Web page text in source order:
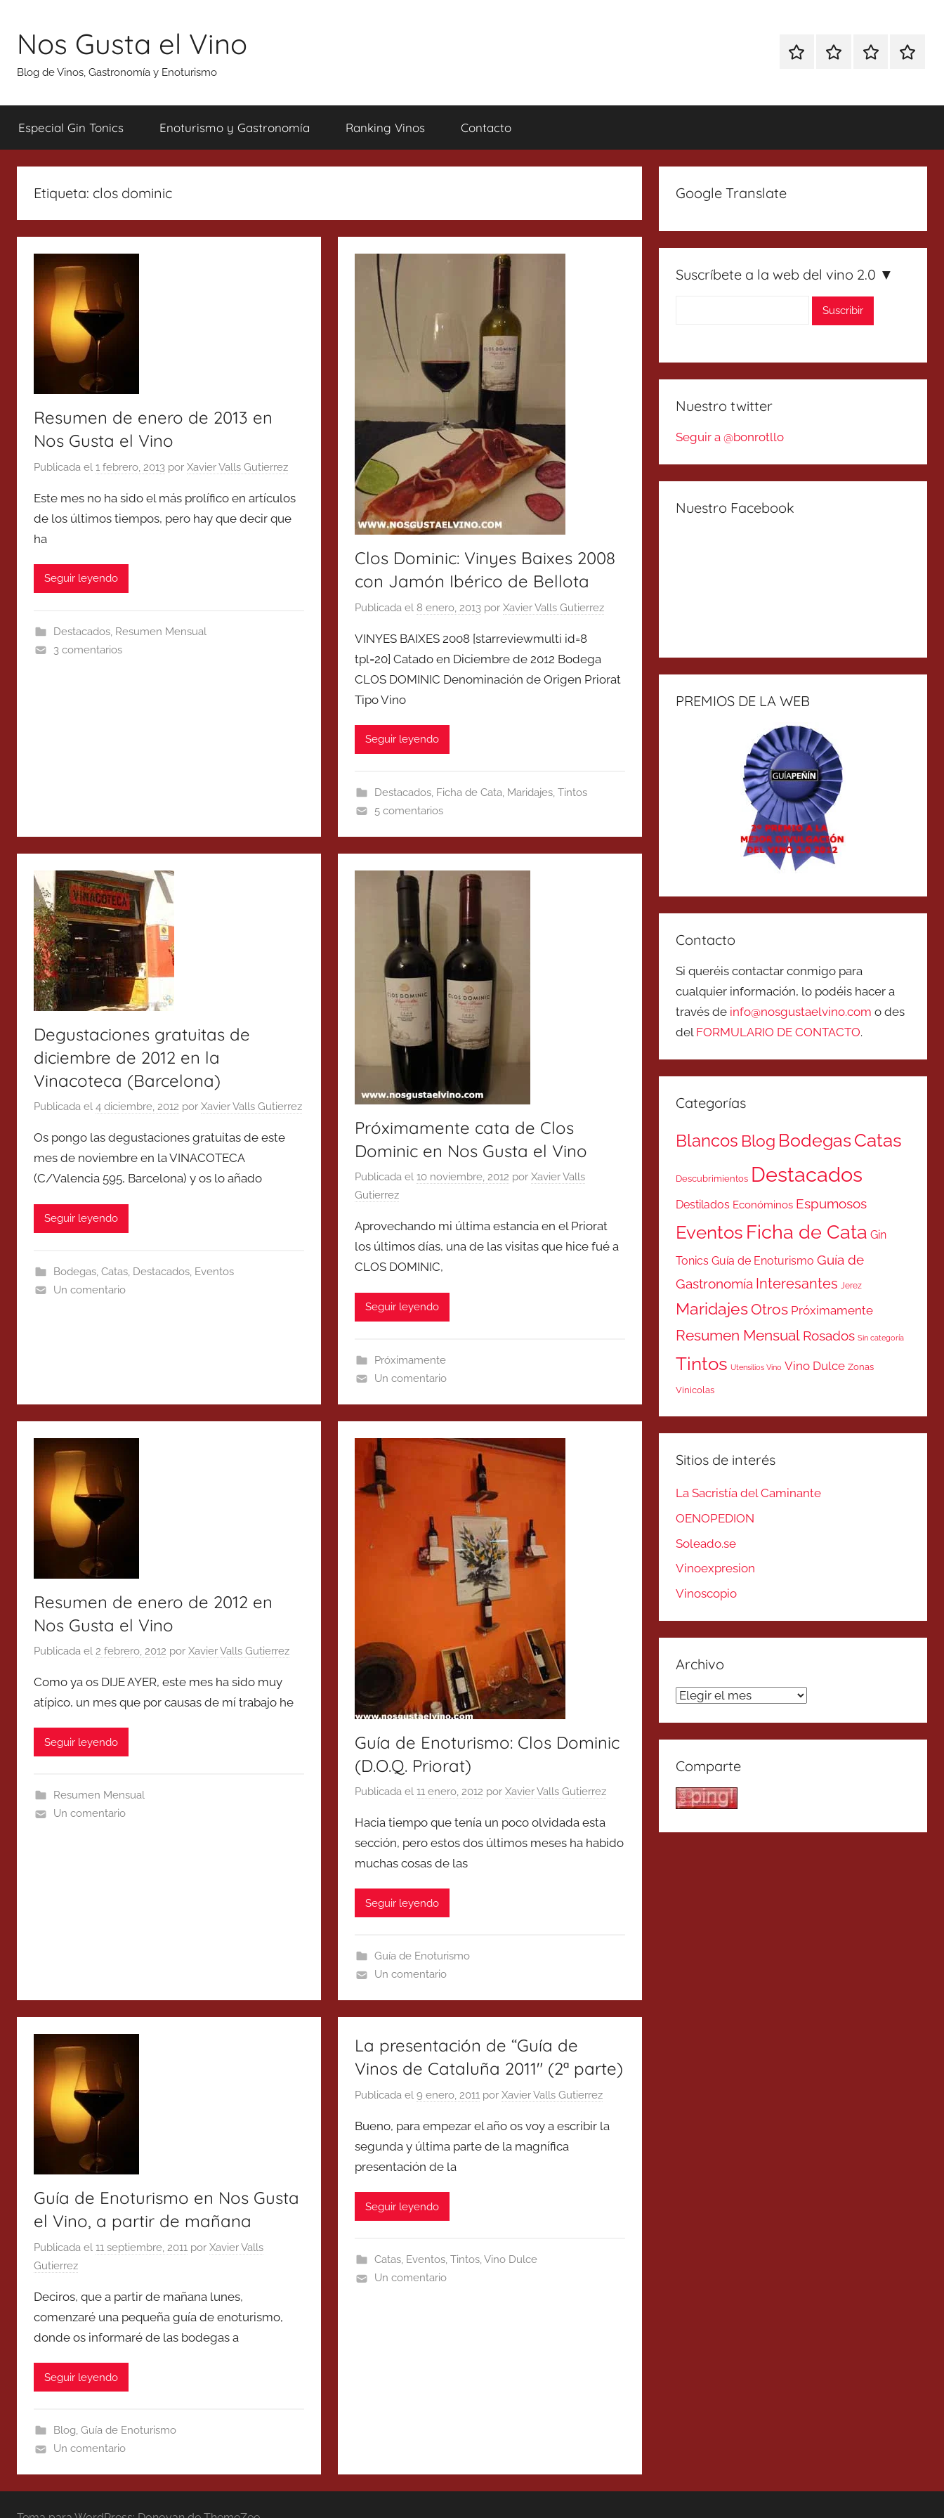
contenido
Nos Gusta el Vino
Blog de Vinos, Gastronomía y Enoturismo
EspecialEnoturismoRanking
Especial Gin Tonics Enoturismo y Gastronomía Ranking Vinos Contacto
Etiqueta: clos dominic
Resumen de enero de 2013 en
Nos Gusta el Vino
Publicada el 1 febrero, 2013 por Xavier Valls Gutierrez
Este mes no ha sido el más prolífico en artículos
de los últimos tiempos, pero hay que decir que
ha
Seguir leyendo
Destacados, Resumen Mensual
3 comentarios
Clos Dominic: Vinyes Baixes 2008
con Jamón Ibérico de Bellota
Publicada el 8 enero, 2013 porXavier Valls Gutierrez
VINYES BAIXES 2008 [starreviewmulti id=8
tpl=20] Catado en Diciembre de 2012 Bodega
CLOS DOMINIC Denominación de Origen Priorat
Tipo Vino
Seguir leyendo
Destacados, Ficha de Cata, Maridajes, Tintos
5 comentarios
Degustaciones gratuitas de
diciembre de 2012 en la
Vinacoteca (Barcelona)
Publicada el 4 diciembre, 2012 por Xavier Valls Gutierrez
Os pongo las degustaciones gratuitas de este
mes de noviembre en la VINACOTECA
(C/Valencia 595, Barcelona) y os lo añado
Seguir leyendo
Bodegas, Catas, Destacados, Eventos
Un comentario
Próximamente cata de Clos
Dominic en Nos Gusta el Vino
Publicada el10 noviembre, 2012 porXavier Valls
Gutierrez
Aprovechando mi última estancia en el Priorat
los últimos días, una de las visitas que hice fué a
CLOS DOMINIC,
Seguir leyendo
Próximamente
Un comentario
Resumen de enero de 2012 en
Nos Gusta el Vino
Publicada el 2 febrero, 2012 por Xavier Valls Gutierrez
Como ya os DIJE AYER, este mes ha sido muy
atípico, un mes que por causas de mí trabajo he
Seguir leyendo
Resumen Mensual
Un comentario
Guía de Enoturismo: Clos Dominic
(D.O.Q. Priorat)
Publicada el11 enero, 2012 porXavier Valls Gutierrez
Hacia tiempo que tenía un poco olvidada esta
sección, pero estos dos últimos meses ha habido
muchas cosas de las
Seguir leyendo
Guía de Enoturismo
Un comentario
Guía de Enoturismo en Nos Gusta
el Vino, a partir de mañana
Publicada el 11 septiembre, 2011 por Xavier Valls
Gutierrez
Deciros, que a partir de mañana lunes,
comenzaré una pequeña guía de enoturismo,
donde os informaré de las bodegas a
Seguir leyendo
Blog, Guía de Enoturismo
Un comentario
La presentación de “Guía de
Vinos de Cataluña 2011″ (2ª parte)
Publicada el9 enero, 2011 porXavier Valls Gutierrez
Bueno, para empezar el año os voy a escribir la
segunda y última parte de la magnífica
presentación de la
Seguir leyendo
Catas, Eventos, Tintos,Vino Dulce
Un comentario
Google Translate
Suscríbete a la web del vino 2.0 ▼
Nuestro twitter
Seguir a @bonrotllo
Nuestro Facebook
PREMIOS DE LA WEB
Contacto
Si queréis contactar conmigo para
cualquier información, lo podéis hacer a
través de info@nosgustaelvino.com o des
del FORMULARIO DE CONTACTO.
Categorías
Blancos Blog BodegasCatas
Descubrimientos Destacados
Destilados Económinos Espumosos
Eventos Ficha de Cata Gin
Tonics Guía de Enoturismo Guía de
Gastronomía Interesantes Jerez
MaridajesOtros Próximamente
Resumen Mensual Rosados Sin categoría
Tintos Utensilios Vino Vino Dulce Zonas
Vinicolas
Sitios de interés
La Sacristía del Caminante
OENOPEDION
Soleado.se
Vinoexpresion
Vinoscopio
Archivo
Archivo
Comparte